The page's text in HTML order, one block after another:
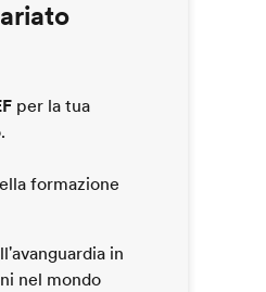
per la tua
formazione
in
nel mondo